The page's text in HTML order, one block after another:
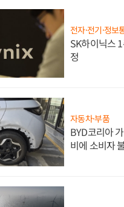
전자·전기·정보
SK하이닉스
정
자동차·부품
BYD코리아
비에 소비자